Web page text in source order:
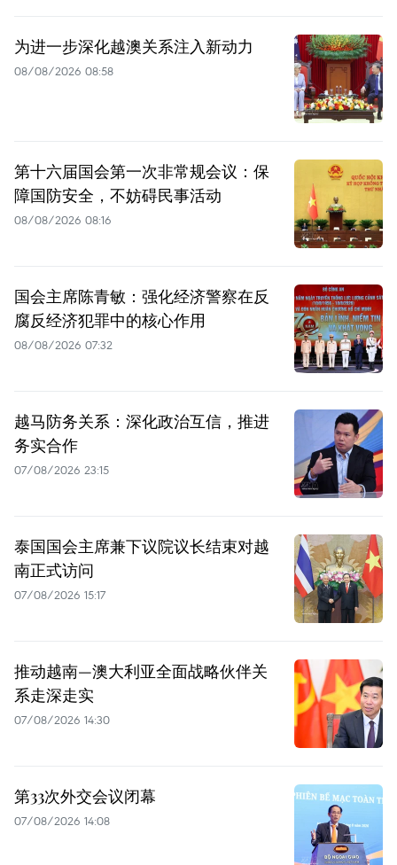
为进一步深化越澳关系注入新动力
08/08/2026 08:58
第十六届国会第一次非常规会议：保
障国防安全，不妨碍民事活动
08/08/2026 08:16
国会主席陈青敏：强化经济警察在反
腐反经济犯罪中的核心作用
08/08/2026 07:32
越马防务关系：深化政治互信，推进
务实合作
07/08/2026 23:15
泰国国会主席兼下议院议长结束对越
南正式访问
07/08/2026 15:17
推动越南—澳大利亚全面战略伙伴关
系走深走实
07/08/2026 14:30
第33次外交会议闭幕
07/08/2026 14:08